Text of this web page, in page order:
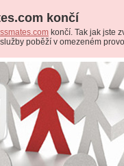
končí
končí. Tak jak jste
poběží v omezeném